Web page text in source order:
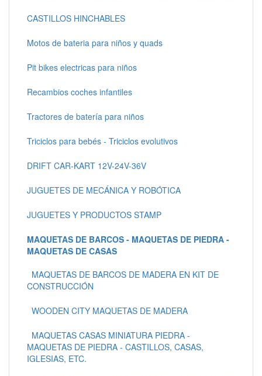
CASTILLOS HINCHABLES
Motos de bateria para niños y quads
Pit bikes electricas para niños
Recambios coches infantiles
Tractores de batería para niños
Triciclos para bebés - Triciclos evolutivos
DRIFT CAR-KART 12V-24V-36V
JUGUETES DE MECÁNICA Y ROBÓTICA
JUGUETES Y PRODUCTOS STAMP
MAQUETAS DE BARCOS - MAQUETAS DE PIEDRA -
MAQUETAS DE CASAS
MAQUETAS DE BARCOS DE MADERA EN KIT DE
CONSTRUCCIÓN
WOODEN CITY MAQUETAS DE MADERA
MAQUETAS CASAS MINIATURA PIEDRA -
MAQUETAS DE PIEDRA - CASTILLOS, CASAS,
IGLESIAS, ETC.